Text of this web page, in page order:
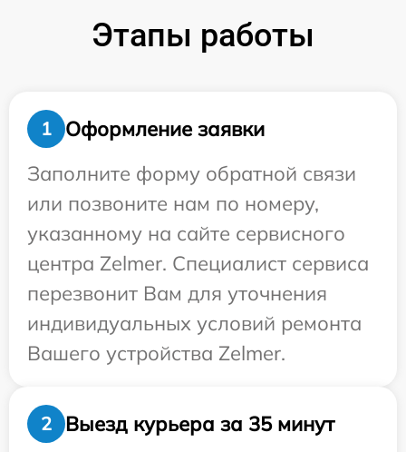
Этапы работы
1
Оформление заявки
Заполните форму обратной связи
или позвоните нам по номеру,
указанному на сайте сервисного
центра Zelmer. Специалист сервиса
перезвонит Вам для уточнения
индивидуальных условий ремонта
Вашего устройства Zelmer.
2 Выезд курьера за 35 минут